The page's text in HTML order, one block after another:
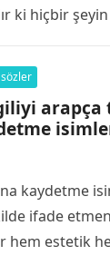
ki hiçbir
arapça
kaydetme
ifade
hem estetik